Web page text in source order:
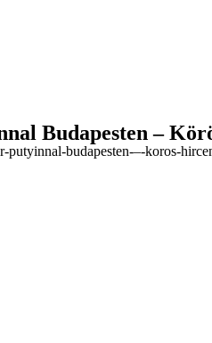
Budapesten –